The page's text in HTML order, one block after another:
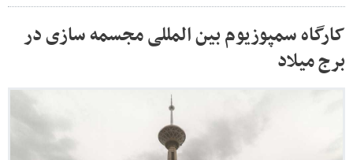
کارگاه سمپوزیوم بین المللی مجسمه سازی در
برج میلاد